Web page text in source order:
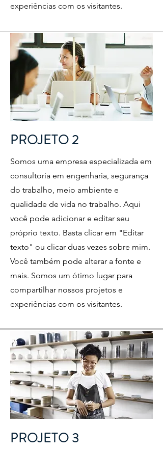
experiências com os visitantes.
PROJETO 2
Somos uma empresa especializada em
consultoria em engenharia, segurança
do trabalho, meio ambiente e
qualidade de vida no trabalho. Aqui
você pode adicionar e editar seu
próprio texto. Basta clicar em "Editar
texto" ou clicar duas vezes sobre mim.
Você também pode alterar a fonte e
mais. Somos um ótimo lugar para
compartilhar nossos projetos e
experiências com os visitantes.
PROJETO 3